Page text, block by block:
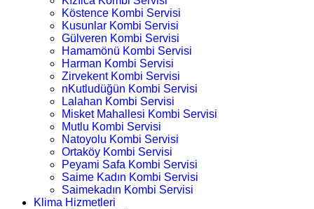
Köstence Kombi Servisi
Kusunlar Kombi Servisi
Gülveren Kombi Servisi
Hamamönü Kombi Servisi
Harman Kombi Servisi
Zirvekent Kombi Servisi
nKutludüğün Kombi Servisi
Lalahan Kombi Servisi
Misket Mahallesi Kombi Servisi
Mutlu Kombi Servisi
Natoyolu Kombi Servisi
Ortaköy Kombi Servisi
Peyami Safa Kombi Servisi
Saime Kadın Kombi Servisi
Saimekadın Kombi Servisi
Klima Hizmetleri